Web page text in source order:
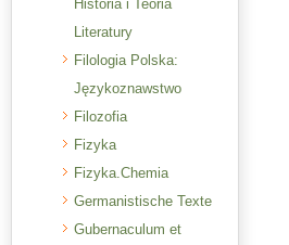
Historia i Teoria
Literatury
Filologia Polska:
Językoznawstwo
Filozofia
Fizyka
Fizyka.Chemia
Germanistische Texte
Gubernaculum et